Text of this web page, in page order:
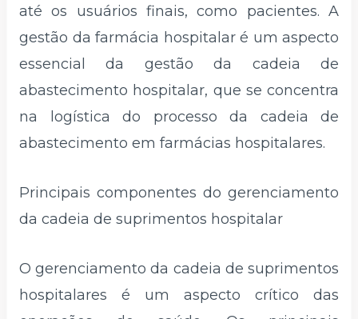
até os usuários finais, como pacientes. A
gestão da farmácia hospitalar é um aspecto
essencial da gestão da cadeia de
abastecimento hospitalar, que se concentra
na logística do processo da cadeia de
abastecimento em farmácias hospitalares.
Principais componentes do gerenciamento
da cadeia de suprimentos hospitalar
O gerenciamento da cadeia de suprimentos
hospitalares é um aspecto crítico das